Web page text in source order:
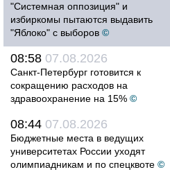
"Системная оппозиция" и
избиркомы пытаются выдавить
"Яблоко" с выборов ©
08:58 07.08.2026
Санкт-Петербург готовится к
сокращению расходов на
здравоохранение на 15% ©
08:44 07.08.2026
Бюджетные места в ведущих
университетах России уходят
олимпиадникам и по спецквоте ©